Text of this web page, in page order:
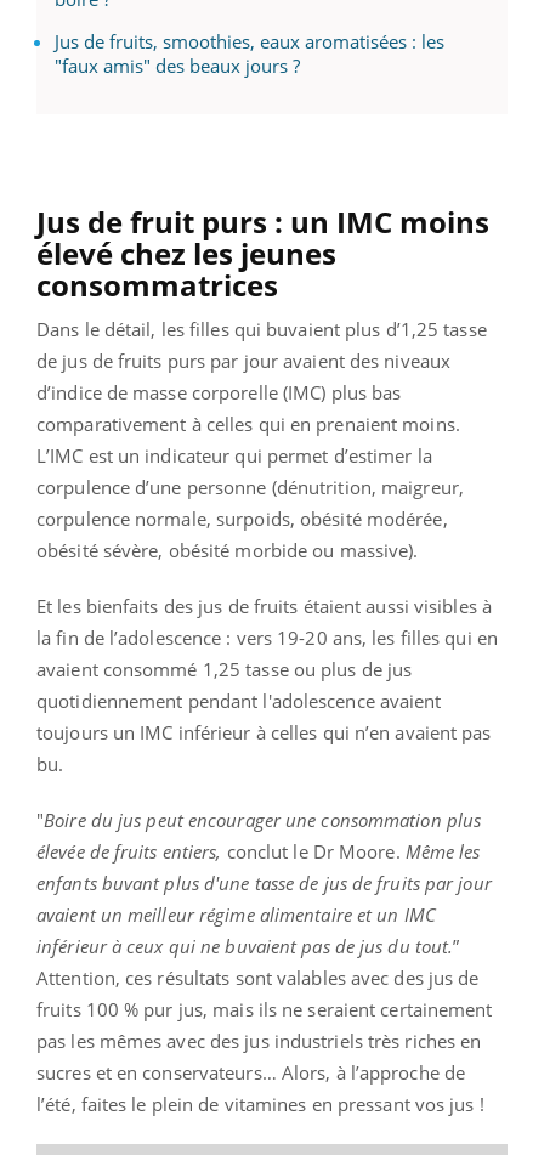
Jus de fruits, smoothies, eaux aromatisées : les
"faux amis" des beaux jours ?
Jus de fruit purs : un IMC moins
élevé chez les jeunes
consommatrices
Dans le détail, les filles qui buvaient plus d’1,25 tasse
de jus de fruits purs par jour avaient des niveaux
d’indice de masse corporelle (IMC) plus bas
comparativement à celles qui en prenaient moins.
L’IMC est un indicateur qui permet d’estimer la
corpulence d’une personne (dénutrition, maigreur,
corpulence normale, surpoids, obésité modérée,
obésité sévère, obésité morbide ou massive).
Et les bienfaits des jus de fruits étaient aussi visibles à
la fin de l’adolescence : vers 19-20 ans, les filles qui en
avaient consommé 1,25 tasse ou plus de jus
quotidiennement pendant l'adolescence avaient
toujours un IMC inférieur à celles qui n’en avaient pas
bu.
"Boire du jus peut encourager une consommation plus
élevée de fruits entiers, conclut le Dr Moore. Même les
enfants buvant plus d'une tasse de jus de fruits par jour
avaient un meilleur régime alimentaire et un IMC
inférieur à ceux qui ne buvaient pas de jus du tout.”
Attention, ces résultats sont valables avec des jus de
fruits 100 % pur jus, mais ils ne seraient certainement
pas les mêmes avec des jus industriels très riches en
sucres et en conservateurs… Alors, à l’approche de
l’été, faites le plein de vitamines en pressant vos jus !